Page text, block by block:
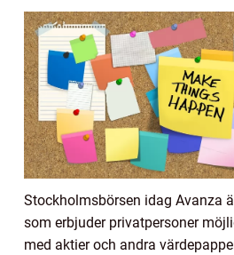
Stockholmsbörsen idag Avanza
som erbjuder privatpersoner
med aktier och andra